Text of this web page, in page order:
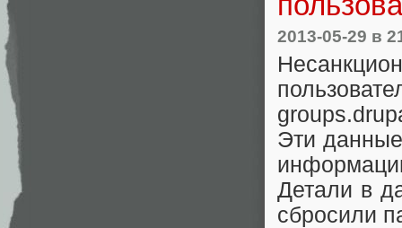
2013-05-29 в
Эти
Детали в
сбросили